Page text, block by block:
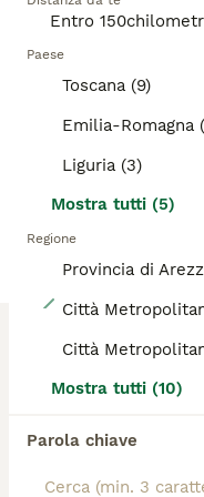
Paese
Toscana (9)
Emilia-Romagna
Liguria (3)
Mostra tutti (5)
Regione
Provincia di
Città
Città
Mostra tutti (10)
Parola chiave
informazioni su questa
ADVANCED
Da Leo e alaska 5
Maine Coon
4 settimane